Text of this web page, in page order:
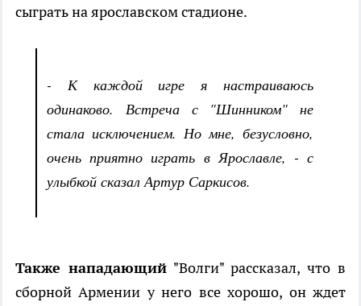
сыграть на ярославском стадионе.
- К каждой игре я настраиваюсь
одинаково. Встреча с "Шинником" не
стала исключением. Но мне, безусловно,
очень приятно играть в Ярославле, - с
улыбкой сказал Артур Саркисов.
Также нападающий"Волги" рассказал, что в
сборной Армении у него все хорошо, он ждет